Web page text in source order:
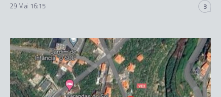
29 Mai 16:15 3